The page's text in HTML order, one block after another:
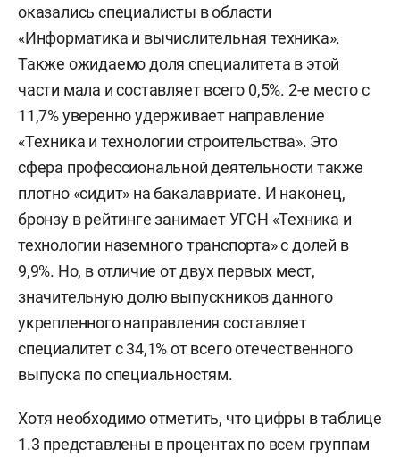
оказались специалисты в области
«Информатика и вычислительная техника».
Также ожидаемо доля специалитета в этой
части мала и составляет всего 0,5%. 2-е место с
11,7% уверенно удерживает направление
«Техника и технологии строительства». Это
сфера профессиональной деятельности также
плотно «сидит» на бакалавриате. И наконец,
бронзу в рейтинге занимает УГСН «Техника и
технологии наземного транспорта» с долей в
9,9%. Но, в отличие от двух первых мест,
значительную долю выпускников данного
укрепленного направления составляет
специалитет с 34,1% от всего отечественного
выпуска по специальностям.
Хотя необходимо отметить, что цифры в таблице
1.3 представлены в процентах по всем группам